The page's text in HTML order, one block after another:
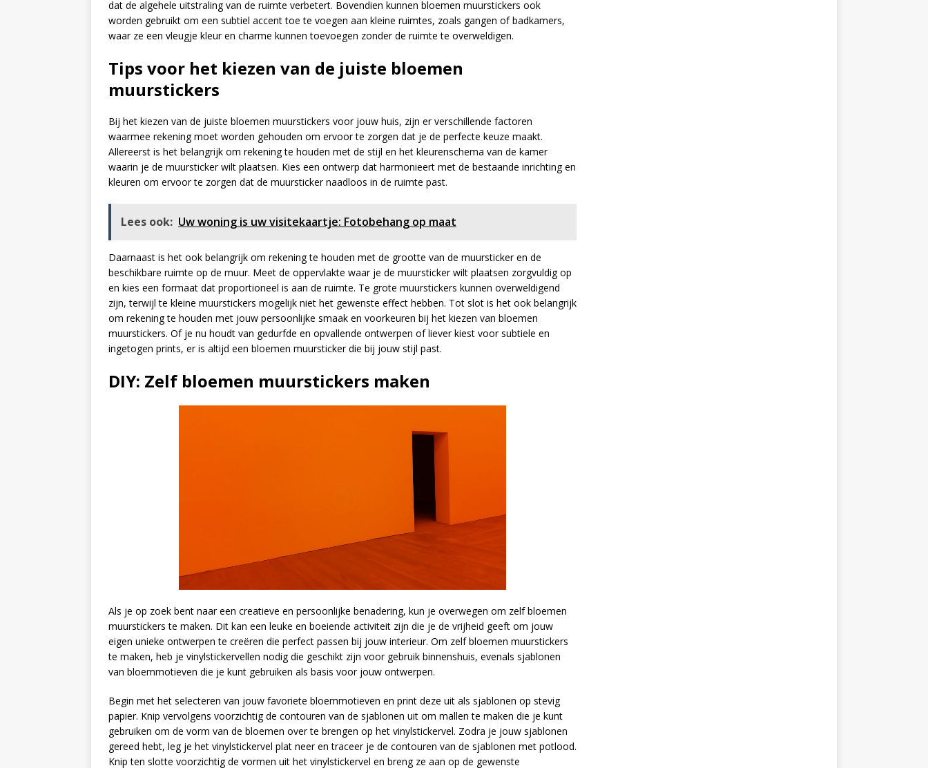
dat de algehele uitstraling van de ruimte verbetert. Bovendien kunnen bloemen muurstickers ook
worden gebruikt om een ​​subtiel accent toe te voegen aan kleine ruimtes, zoals gangen of badkamers,
waar ze een vleugje kleur en charme kunnen toevoegen zonder de ruimte te overweldigen.
Tips voor het kiezen van de juiste bloemen
muurstickers
Bij het kiezen van de juiste bloemen muurstickers voor jouw huis, zijn er verschillende factoren
waarmee rekening moet worden gehouden om ervoor te zorgen dat je de perfecte keuze maakt.
Allereerst is het belangrijk om rekening te houden met de stijl en het kleurenschema van de kamer
waarin je de muursticker wilt plaatsen. Kies een ontwerp dat harmonieert met de bestaande inrichting en
kleuren om ervoor te zorgen dat de muursticker naadloos in de ruimte past.
Lees ook: Uw woning is uw visitekaartje: Fotobehang op maat
Daarnaast is het ook belangrijk om rekening te houden met de grootte van de muursticker en de
beschikbare ruimte op de muur. Meet de oppervlakte waar je de muursticker wilt plaatsen zorgvuldig op
en kies een formaat dat proportioneel is aan de ruimte. Te grote muurstickers kunnen overweldigend
zijn, terwijl te kleine muurstickers mogelijk niet het gewenste effect hebben. Tot slot is het ook belangrijk
om rekening te houden met jouw persoonlijke smaak en voorkeuren bij het kiezen van bloemen
muurstickers. Of je nu houdt van gedurfde en opvallende ontwerpen of liever kiest voor subtiele en
ingetogen prints, er is altijd een bloemen muursticker die bij jouw stijl past.
DIY: Zelf bloemen muurstickers maken
Als je op zoek bent naar een creatieve en persoonlijke benadering, kun je overwegen om zelf bloemen
muurstickers te maken. Dit kan een leuke en boeiende activiteit zijn die je de vrijheid geeft om jouw
eigen unieke ontwerpen te creëren die perfect passen bij jouw interieur. Om zelf bloemen muurstickers
te maken, heb je vinylstickervellen nodig die geschikt zijn voor gebruik binnenshuis, evenals sjablonen
van bloemmotieven die je kunt gebruiken als basis voor jouw ontwerpen.
Begin met het selecteren van jouw favoriete bloemmotieven en print deze uit als sjablonen op stevig
papier. Knip vervolgens voorzichtig de contouren van de sjablonen uit om mallen te maken die je kunt
gebruiken om de vorm van de bloemen over te brengen op het vinylstickervel. Zodra je jouw sjablonen
gereed hebt, leg je het vinylstickervel plat neer en traceer je de contouren van de sjablonen met potlood.
Knip ten slotte voorzichtig de vormen uit het vinylstickervel en breng ze aan op de gewenste